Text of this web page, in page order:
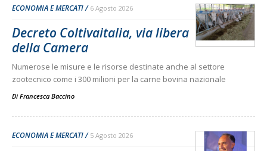
ECONOMIA E MERCATI 6 Agosto 2026
Decreto Coltivaitalia, via libera
della Camera
Numerose le misure e le risorse destinate anche al settore
zootecnico come i 300 milioni per la carne bovina nazionale
Di Francesca Baccino
ECONOMIA E MERCATI 5 Agosto 2026